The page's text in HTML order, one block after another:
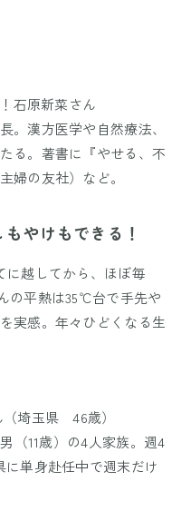
石原新菜さん
。漢方医学や自然療法、
る。著書に『やせる、不
の友社）など。
やけもできる！
に越してから、ほぼ毎
の平熱は35℃台で手先や
実感。年々ひどくなる生
埼玉県 46歳）
（11歳）の4人家族。週4
単身赴任中で週末だけ